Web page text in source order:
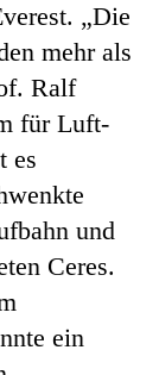
„Die
mehr als
Ralf
für Luft-
es
und
Ceres.
ein